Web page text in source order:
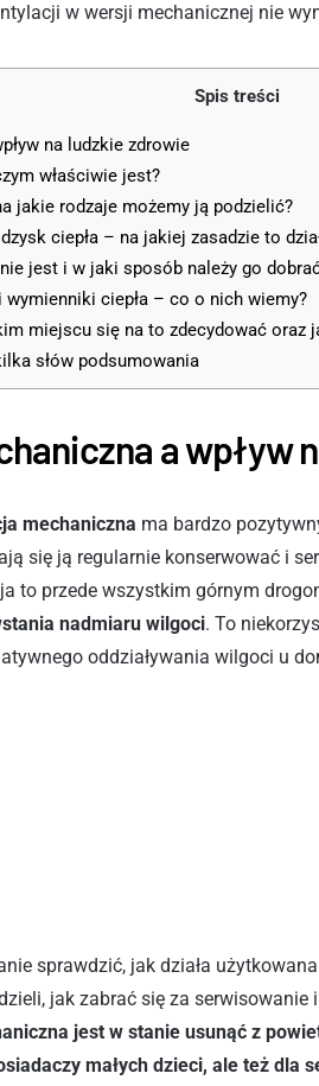
w wersji mechanicznej nie
Spis treści
na ludzkie zdrowie
właściwie jest?
jakie rodzaje możemy ją podzielić?
ciepła – na jakiej zasadzie to
jest i w jaki sposób należy go
ciepła – co o nich wiemy?
miejscu się na to zdecydować oraz
słów podsumowania
a wpływ
mechaniczna ma bardzo
się ją regularnie konserwować i
to przede wszystkim górnym
nadmiaru wilgoci. To
oddziaływania wilgoci u
sprawdzić, jak działa użytkowana
jak zabrać się za
jest w stanie usunąć z
małych dzieci, ale też dla